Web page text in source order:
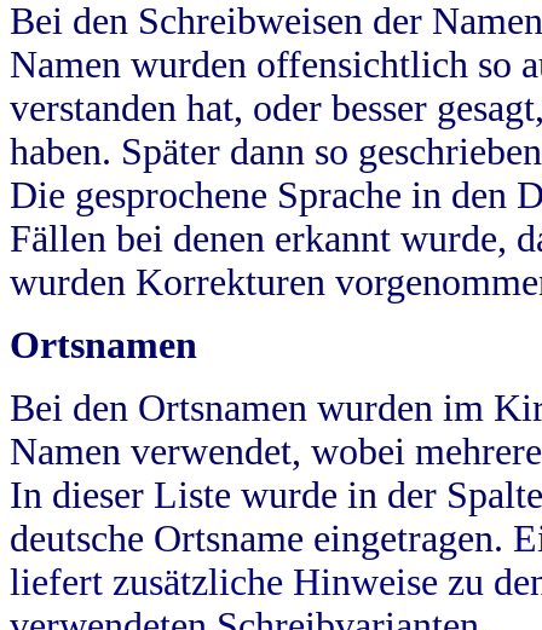
Bei den Schreibweisen der
Namen wurden offensichtlich so
verstanden hat, oder besser
haben. Später dann so
Die gesprochene Sprache in
Fällen bei denen erkannt wurde,
wurden Korrekturen
Ortsnamen
Bei den Ortsnamen wurden im
Namen verwendet, wobei
In dieser Liste wurde in der
deutsche Ortsname eingetragen.
liefert zusätzliche Hinweise zu